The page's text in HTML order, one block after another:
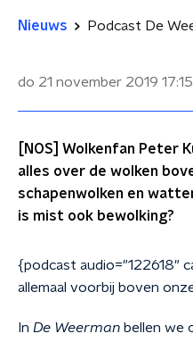
Nieuws
do 21 november 2019 17:15
[NOS] Wolkenfan Peter
alles over de wolken
schapenwolken en
is mist ook bewolking?
{podcast audio="122618"
allemaal voorbij boven
In De Weerman bellen we